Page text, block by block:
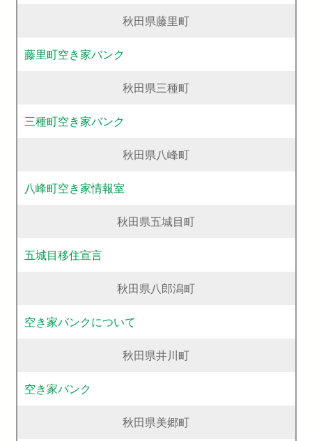
秋田県藤里町
藤里町空き家バンク
秋田県三種町
三種町空き家バンク
秋田県八峰町
八峰町空き家情報室
秋田県五城目町
五城目移住宣言
秋田県八郎潟町
空き家バンクについて
秋田県井川町
空き家バンク
秋田県美郷町